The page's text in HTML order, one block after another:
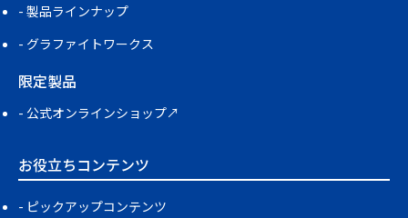
製品ラインナップ
グラファイトワークス
限定製品
公式オンラインショップ↗
お役立ちコンテンツ
ピックアップコンテンツ